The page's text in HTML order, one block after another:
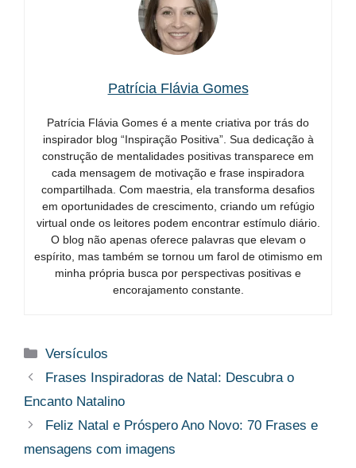
Patrícia Flávia Gomes
Patrícia Flávia Gomes é a mente criativa por trás do
inspirador blog “Inspiração Positiva”. Sua dedicação à
construção de mentalidades positivas transparece em
cada mensagem de motivação e frase inspiradora
compartilhada. Com maestria, ela transforma desafios
em oportunidades de crescimento, criando um refúgio
virtual onde os leitores podem encontrar estímulo diário.
O blog não apenas oferece palavras que elevam o
espírito, mas também se tornou um farol de otimismo em
minha própria busca por perspectivas positivas e
encorajamento constante.
Categorias
Versículos
Frases Inspiradoras de Natal: Descubra o
Encanto Natalino
Feliz Natal e Próspero Ano Novo​: 70 Frases e
mensagens com imagens